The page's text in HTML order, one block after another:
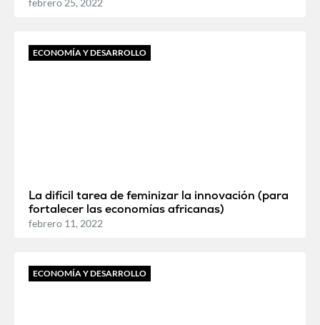
febrero 25, 2022
ECONOMÍA Y DESARROLLO
La difícil tarea de feminizar la innovación (para
fortalecer las economías africanas)
febrero 11, 2022
ECONOMÍA Y DESARROLLO